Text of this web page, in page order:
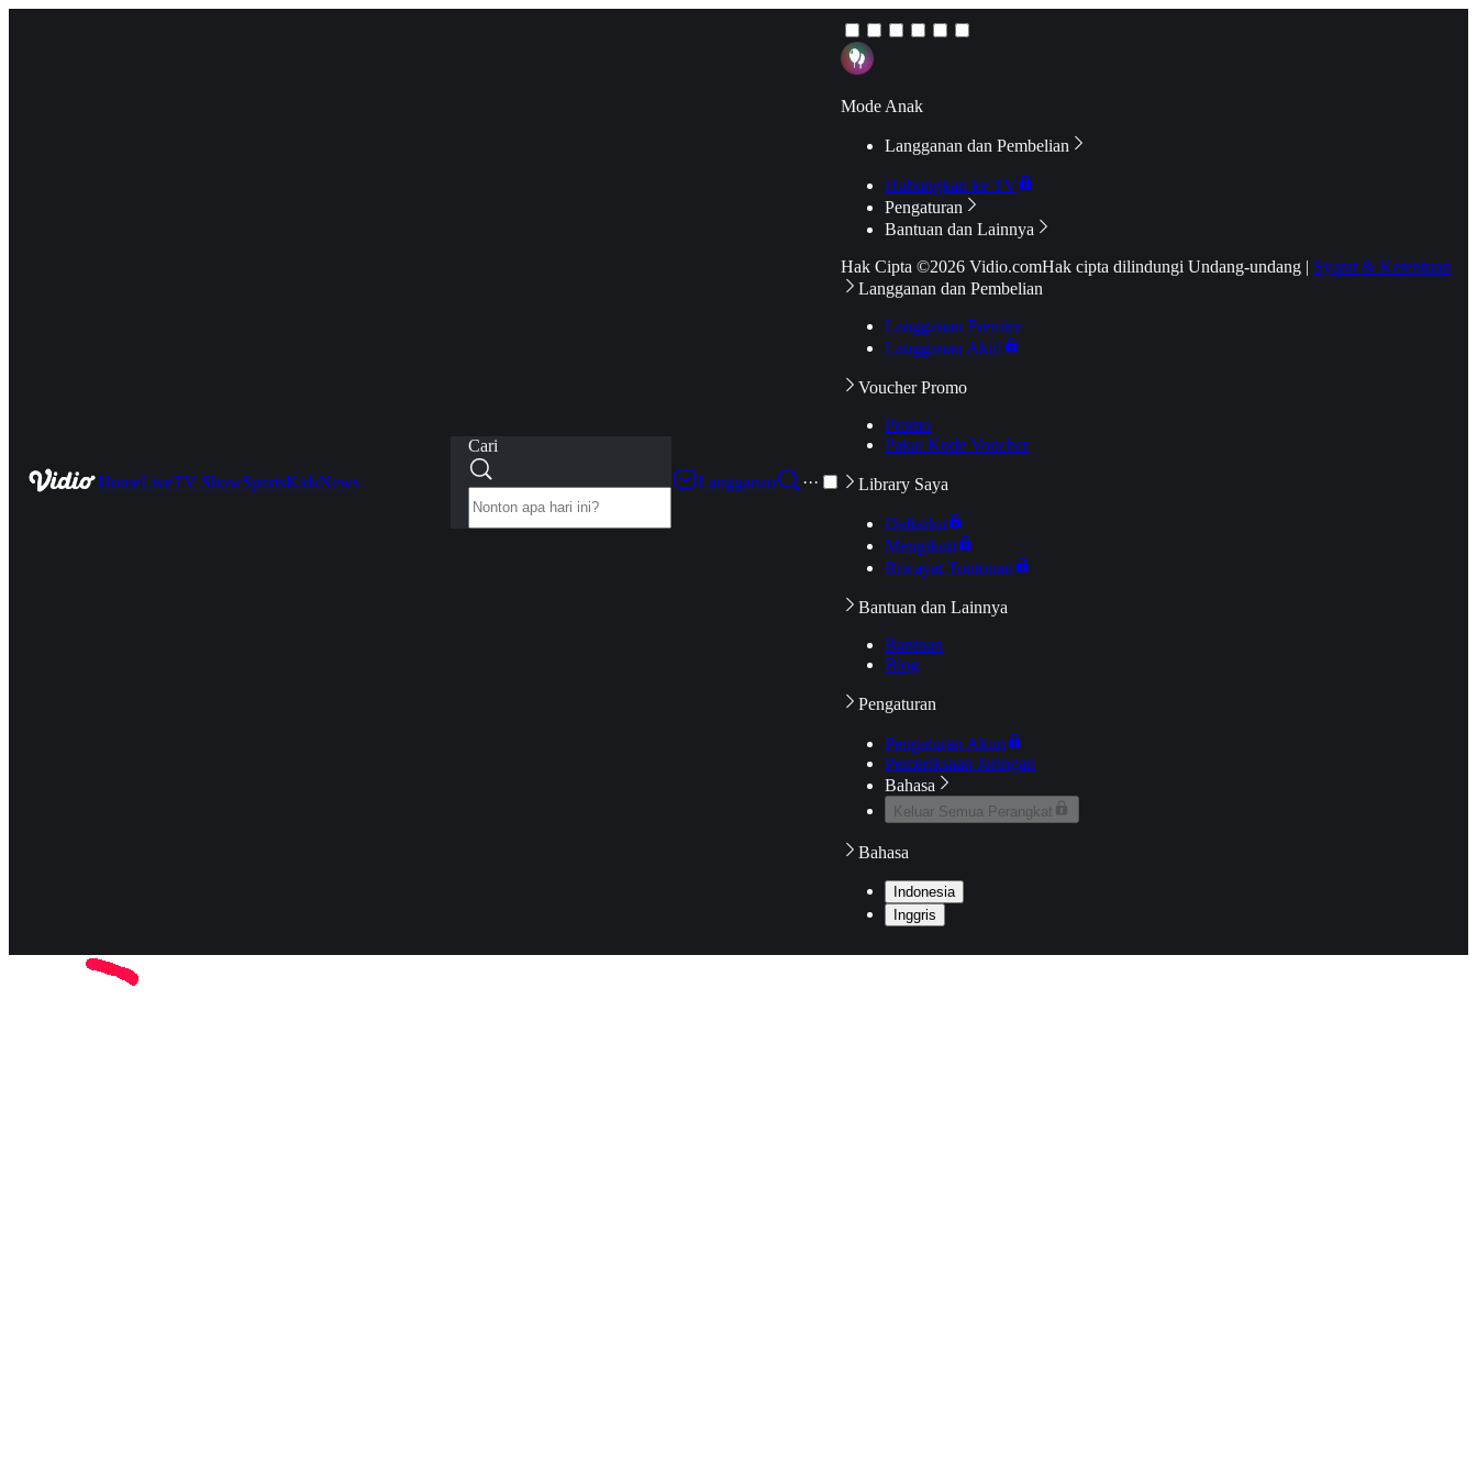
HomeLiveTV ShowSportsKidsNews
Cari
Langganan
···
Mode Anak
Langganan dan Pembelian
Hubungkan ke TV
Pengaturan
Bantuan dan Lainnya
Hak Cipta ©2026 Vidio.comHak cipta dilindungi Undang-undang | Syarat & Ketentuan
Langganan dan Pembelian
Langganan Premier
Langganan Aktif
Voucher Promo
Promo
Pakai Kode Voucher
Library Saya
Daftarku
Mengikuti
Riwayat Tontonan
Bantuan dan Lainnya
Bantuan
Blog
Pengaturan
Pengaturan Akun
Pemeriksaan Jaringan
Bahasa
Keluar Semua Perangkat
Bahasa
Indonesia
Inggris